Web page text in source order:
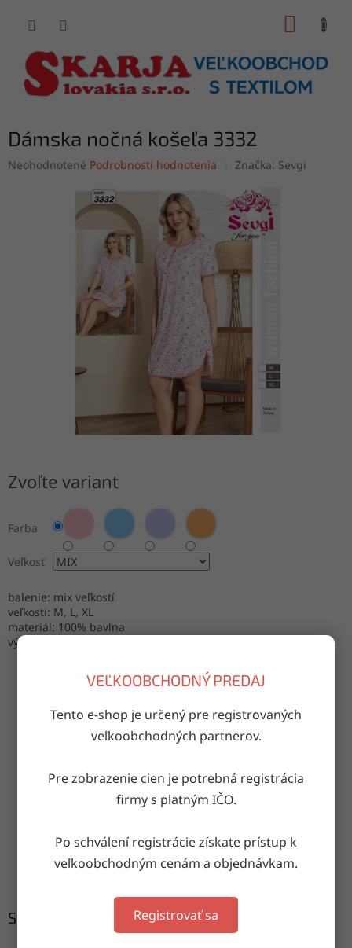
VEĽKOOBCHODNÝ PREDAJ
Tento e-shop je určený pre registrovaných
veľkoobchodných partnerov.
Pre zobrazenie cien je potrebná registrácia
firmy s platným IČO.
Po schválení registrácie získate prístup k
veľkoobchodným cenám a objednávkam.
Registrovať sa
Dámska nočná košeľa 3332
Priemerné
Neohodnotené Podrobnosti hodnotenia Značka: Sevgi
Zvoľte variant
Farba
Veľkosť
balenie: mix veľkostí
veľkosti: M, L, XL
materiál: 100% bavlna
výroba: Turecko
OPÝTAŤ SA ZDIEĽAŤ
Doručenie do druhého dňa
na akúkoľvek adresu
Garancia doručenia
nepoškodeného tovaru
Súvisiaci tovar